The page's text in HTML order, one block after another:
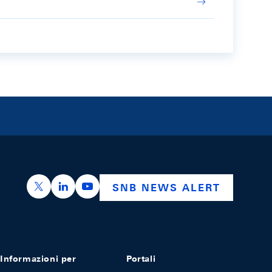
https://x.com/snb_bns
https://ch.linkedin.com/company/swiss-
https://www.youtube.com/
SNB NEWS ALERT
Informazioni per Portali